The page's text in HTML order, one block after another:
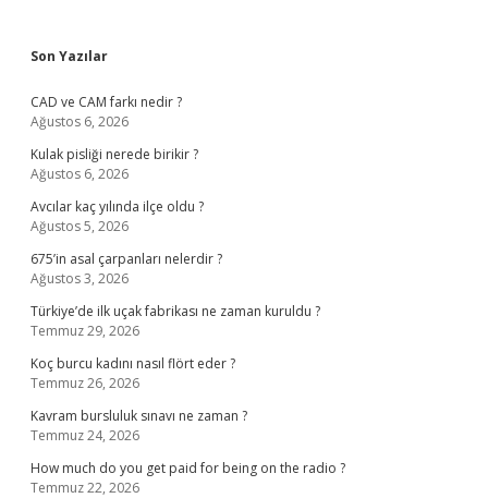
Sidebar
Son Yazılar
CAD ve CAM farkı nedir ?
Ağustos 6, 2026
Kulak pisliği nerede birikir ?
Ağustos 6, 2026
Avcılar kaç yılında ilçe oldu ?
Ağustos 5, 2026
675’in asal çarpanları nelerdir ?
Ağustos 3, 2026
Türkiye’de ilk uçak fabrikası ne zaman kuruldu ?
Temmuz 29, 2026
Koç burcu kadını nasıl flört eder ?
Temmuz 26, 2026
Kavram bursluluk sınavı ne zaman ?
Temmuz 24, 2026
How much do you get paid for being on the radio ?
Temmuz 22, 2026